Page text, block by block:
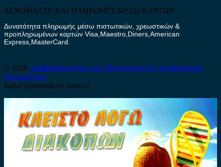
ΔΕΧΟΜΑΣΤΕ ΚΑΙ ΠΛΗΡΩΜΕΣ ΜΕΣΩ ΚΑΡΤΩΝ
Δυνατότητα πληρωμής μέσω πιστωτικών, χρεωστικών &
προπληρωμένων καρτών Visa,Maestro,Diners,American
Express,MasterCard.
© 2026 antallaktika-online.com Μεταχειρισμένα Ανταλλακτικά
Αυτοκινήτων
Καλό καλοκαίρι σε όλους!!